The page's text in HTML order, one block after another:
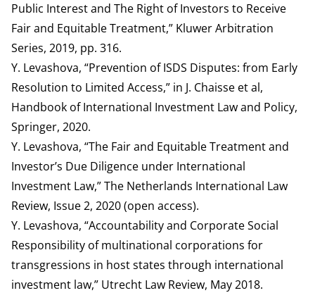
Public Interest and The Right of Investors to Receive
Fair and Equitable Treatment,” Kluwer Arbitration
Series, 2019, pp. 316.
Y. Levashova, “Prevention of ISDS Disputes: from Early
Resolution to Limited Access,” in J. Chaisse et al,
Handbook of International Investment Law and Policy,
Springer, 2020.
Y. Levashova, “The Fair and Equitable Treatment and
Investor’s Due Diligence under International
Investment Law,” The Netherlands International Law
Review, Issue 2, 2020 (open access).
Y. Levashova, “Accountability and Corporate Social
Responsibility of multinational corporations for
transgressions in host states through international
investment law,” Utrecht Law Review, May 2018.